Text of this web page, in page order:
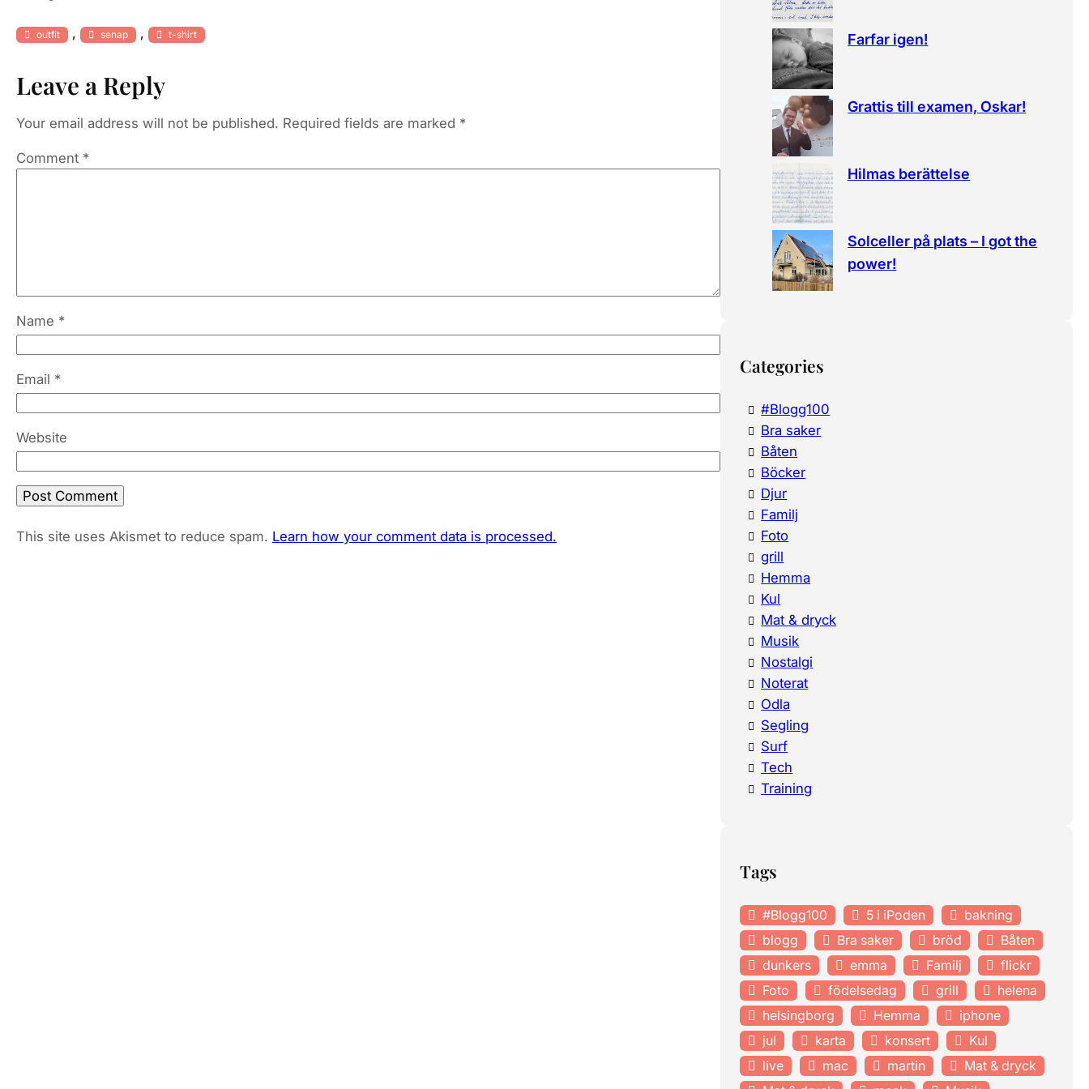
outfit , senap , t-shirt
Leave a Reply
Your email address will not be published. Required fields are marked *
Comment *
Name *
Email *
Website
This site uses Akismet to reduce spam. Learn how your comment data is processed.
Farfar igen!
Grattis till examen, Oskar!
Hilmas berättelse
Solceller på plats – I got the
power!
Categories
#Blogg100
Bra saker
Båten
Böcker
Djur
Familj
Foto
grill
Hemma
Kul
Mat & dryck
Musik
Nostalgi
Noterat
Odla
Segling
Surf
Tech
Training
Tags
#Blogg100 5 i iPoden
bakning
blogg
Bra saker bröd
Båten
dunkers
emma Familj
flickr
Foto
födelsedag grill
helena
helsingborg
Hemma
iphone
jul
karta konsert
Kul
live
mac martin
Mat & dryck